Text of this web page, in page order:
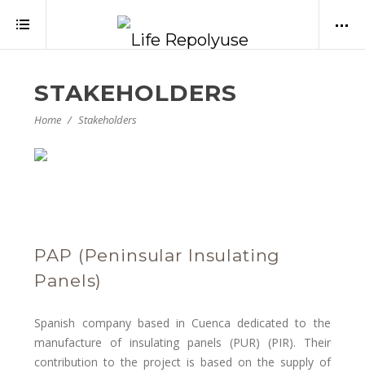
STAKEHOLDERS
Home Stakeholders
PAP (Peninsular Insulating
Panels)
Spanish company based in Cuenca dedicated to the
manufacture of insulating panels (PUR) (PIR). Their
contribution to the project is based on the supply of